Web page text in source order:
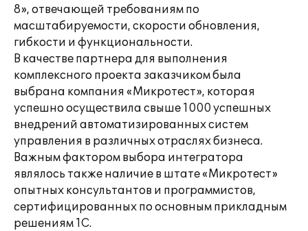
8», отвечающей требованиям по
масштабируемости, скорости обновления,
гибкости и функциональности.
В качестве партнера для выполнения
комплексного проекта заказчиком была
выбрана компания «Микротест», которая
успешно осуществила свыше 1000 успешных
внедрений автоматизированных систем
управления в различных отраслях бизнеса.
Важным фактором выбора интегратора
являлось также наличие в штате «Микротест»
опытных консультантов и программистов,
сертифицированных по основным прикладным
решениям 1С.